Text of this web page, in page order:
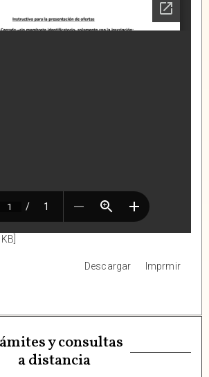
Descargar Imprmir
y consultas
a distancia